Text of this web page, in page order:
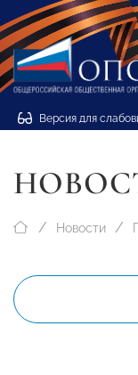
Версия для
Новости